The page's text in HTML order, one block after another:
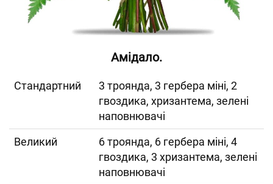
Амідало.
Cтандартний
3 троянда, 3 гербера міні, 2
гвоздика, хризантема, зелені
наповнювачі
Великий
6 троянда, 6 гербера міні, 4
гвоздика, 3 хризантема, зелені
наповнювачі